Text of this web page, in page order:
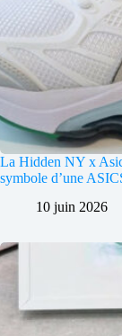
La Hidden NY x
symbole d’une
10 juin 2026